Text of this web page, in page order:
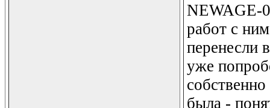
NEWAGE-
работ с
перенесли
уже
была -